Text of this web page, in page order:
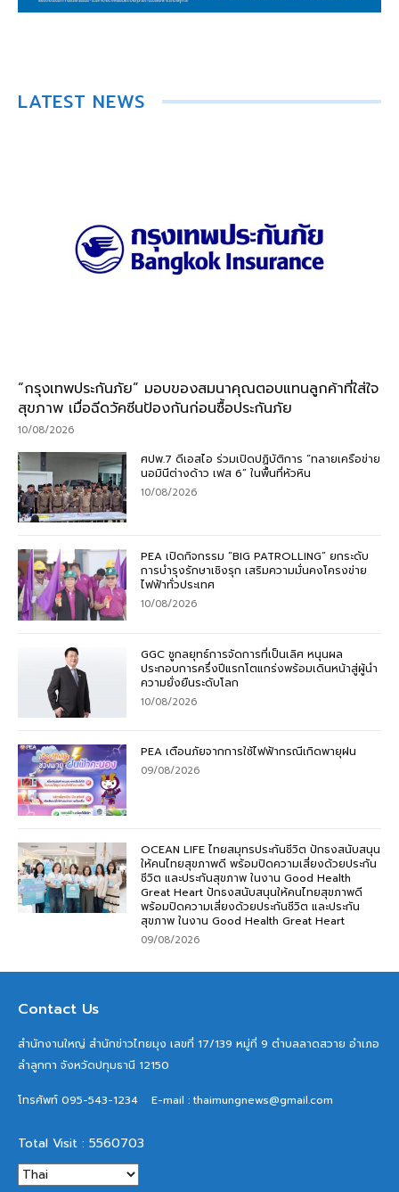
LATEST NEWS
“กรุงเทพประกันภัย” มอบของสมนาคุณตอบแทนลูกค้าที่ใส่ใจ
สุขภาพ เมื่อฉีดวัคซีนป้องกันก่อนซื้อประกันภัย
10/08/2026
ศปพ.7 ดีเอสไอ ร่วมเปิดปฏิบัติการ “ทลายเครือข่าย
นอมินีต่างด้าว เฟส 6” ในพื้นที่หัวหิน
10/08/2026
PEA เปิดกิจกรรม “BIG PATROLLING” ยกระดับ
การบำรุงรักษาเชิงรุก เสริมความมั่นคงโครงข่าย
ไฟฟ้าทั่วประเทศ
10/08/2026
GGC ชูกลยุทธ์การจัดการที่เป็นเลิศ หนุนผล
ประกอบการครึ่งปีแรกโตแกร่งพร้อมเดินหน้าสู่ผู้นำ
ความยั่งยืนระดับโลก
10/08/2026
PEA เตือนภัยจากการใช้ไฟฟ้ากรณีเกิดพายุฝน
09/08/2026
OCEAN LIFE ไทยสมุทรประกันชีวิต ปักธงสนับสนุน
ให้คนไทยสุขภาพดี พร้อมปิดความเสี่ยงด้วยประกัน
ชีวิต และประกันสุขภาพ ในงาน Good Health
Great Heart ปักธงสนับสนุนให้คนไทยสุขภาพดี
พร้อมปิดความเสี่ยงด้วยประกันชีวิต และประกัน
สุขภาพ ในงาน Good Health Great Heart
09/08/2026
Contact Us
สำนักงานใหญ่ สำนักข่าวไทยมุง เลขที่ 17/139 หมู่ที่ 9 ตำบลลาดสวาย อำเภอ
ลำลูกกา จังหวัดปทุมธานี 12150
โทรศัพท์ 095-543-1234 E-mail : thaimungnews@gmail.com
Total Visit : 5560703